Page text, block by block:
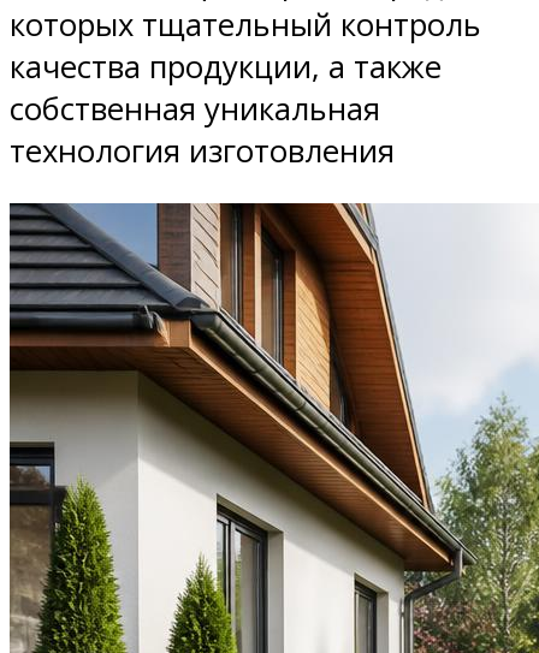
которых тщательный контроль
качества продукции, а также
собственная уникальная
технология изготовления